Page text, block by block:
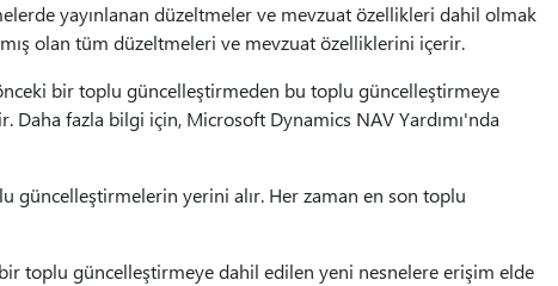
yayınlanan düzeltmeler ve mevzuat özellikleri dahil olmak
olan tüm düzeltmeleri ve mevzuat özelliklerini içerir.
bir toplu güncelleştirmeden bu toplu güncelleştirmeye
Daha fazla bilgi için, Microsoft Dynamics NAV Yardımı'nda
güncelleştirmelerin yerini alır. Her zaman en son toplu
toplu güncelleştirmeye dahil edilen yeni nesnelere erişim elde